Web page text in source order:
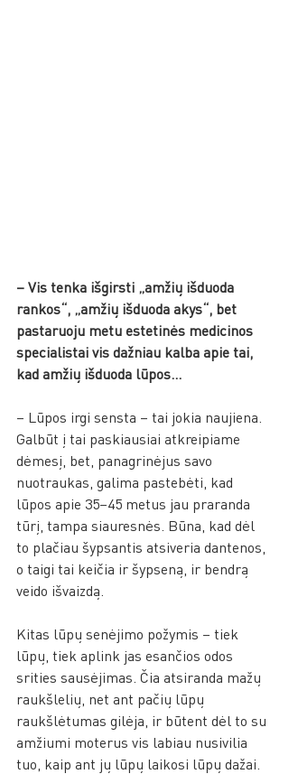
– Vis tenka išgirsti „amžių išduoda
rankos“, „amžių išduoda akys“, bet
pastaruoju metu estetinės medicinos
specialistai vis dažniau kalba apie tai,
kad amžių išduoda lūpos…
– Lūpos irgi sensta – tai jokia naujiena.
Galbūt į tai paskiausiai atkreipiame
dėmesį, bet, panagrinėjus savo
nuotraukas, galima pastebėti, kad
lūpos apie 35–45 metus jau praranda
tūrį, tampa siauresnės. Būna, kad dėl
to plačiau šypsantis atsiveria dantenos,
o taigi tai keičia ir šypseną, ir bendrą
veido išvaizdą.
Kitas lūpų senėjimo požymis – tiek
lūpų, tiek aplink jas esančios odos
srities sausėjimas. Čia atsiranda mažų
raukšlelių, net ant pačių lūpų
raukšlėtumas gilėja, ir būtent dėl to su
amžiumi moterus vis labiau nusivilia
tuo, kaip ant jų lūpų laikosi lūpų dažai.